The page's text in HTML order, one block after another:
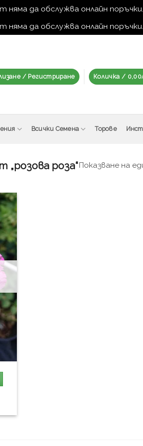
няма да обслужва онлайн
няма да обслужва онлайн
/ Регистриране Количка / 0,00
Всички Семена Торове
роза“Показване на